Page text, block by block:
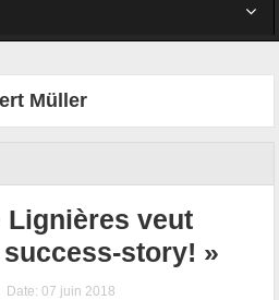
Müller
Lignières veut
story! »
Date: 07 juin 2018